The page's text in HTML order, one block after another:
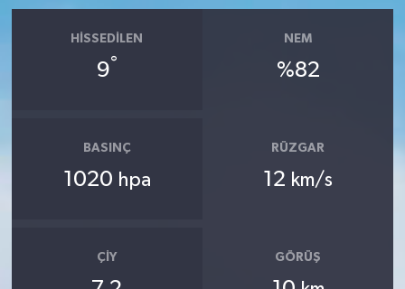
HISSEDILEN
9°
NEM
%82
BASINÇ
1020 hpa
RÜZGAR
12 km/s
ÇIY GÖRÜŞ